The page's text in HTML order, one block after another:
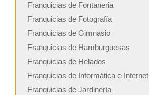
Franquicias de Fontaneria
Franquicias de Fotografía
Franquicias de Gimnasio
Franquicias de Hamburguesas
Franquicias de Helados
Franquicias de Informática e Internet
Franquicias de Jardinería